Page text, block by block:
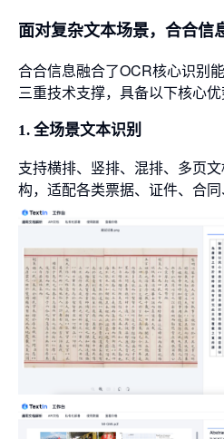
面对复杂文本场景，合合信
合合信息融合了OCR核心识别
三重技术支撑，具备以下核心优
1. 全场景文本识别
支持横排、竖排、混排、多页
构，适配各类票据、证件、合同